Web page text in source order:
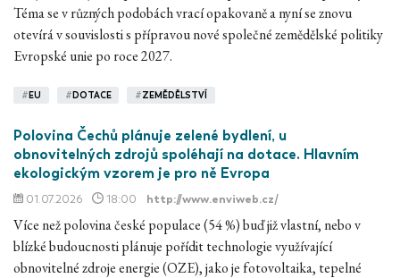
Téma se v různých podobách vrací opakovaně a nyní se znovu
otevírá v souvislosti s přípravou nové společné zemědělské politiky
Evropské unie po roce 2027.
# EU # DOTACE #ZEMĚDĚLSTVÍ
Polovina Čechů plánuje zelené bydlení, u
obnovitelných zdrojů spoléhají na dotace. Hlavním
ekologickým vzorem je pro ně Evropa
01.07.2026 18:00 http://www.enviweb.cz/
Více než polovina české populace (54 %) buď již vlastní, nebo v
blízké budoucnosti plánuje pořídit technologie využívající
obnovitelné zdroje energie (OZE), jako je fotovoltaika, tepelné